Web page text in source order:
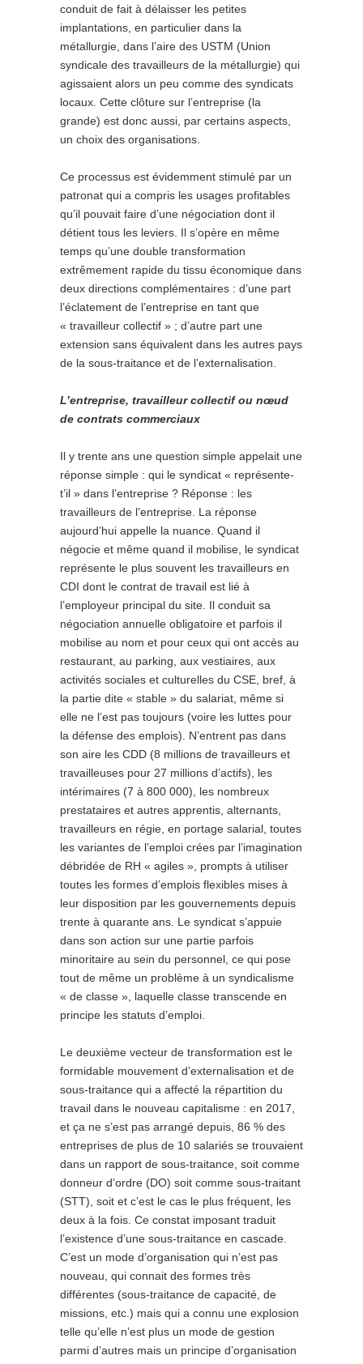
conduit de fait à délaisser les petites
implantations, en particulier dans la
métallurgie, dans l’aire des USTM (Union
syndicale des travailleurs de la métallurgie) qui
agissaient alors un peu comme des syndicats
locaux. Cette clôture sur l’entreprise (la
grande) est donc aussi, par certains aspects,
un choix des organisations.
Ce processus est évidemment stimulé par un
patronat qui a compris les usages profitables
qu’il pouvait faire d’une négociation dont il
détient tous les leviers. Il s’opère en même
temps qu’une double transformation
extrêmement rapide du tissu économique dans
deux directions complémentaires : d’une part
l’éclatement de l’entreprise en tant que
« travailleur collectif » ; d’autre part une
extension sans équivalent dans les autres pays
de la sous-traitance et de l’externalisation.
L’entreprise, travailleur collectif ou nœud
de contrats commerciaux
Il y trente ans une question simple appelait une
réponse simple : qui le syndicat « représente-
t’il » dans l’entreprise ? Réponse : les
travailleurs de l’entreprise. La réponse
aujourd’hui appelle la nuance. Quand il
négocie et même quand il mobilise, le syndicat
représente le plus souvent les travailleurs en
CDI dont le contrat de travail est lié à
l’employeur principal du site. Il conduit sa
négociation annuelle obligatoire et parfois il
mobilise au nom et pour ceux qui ont accès au
restaurant, au parking, aux vestiaires, aux
activités sociales et culturelles du CSE, bref, à
la partie dite « stable » du salariat, même si
elle ne l’est pas toujours (voire les luttes pour
la défense des emplois). N’entrent pas dans
son aire les CDD (8 millions de travailleurs et
travailleuses pour 27 millions d’actifs), les
intérimaires (7 à 800 000), les nombreux
prestataires et autres apprentis, alternants,
travailleurs en régie, en portage salarial, toutes
les variantes de l’emploi crées par l’imagination
débridée de RH « agiles », prompts à utiliser
toutes les formes d’emplois flexibles mises à
leur disposition par les gouvernements depuis
trente à quarante ans. Le syndicat s’appuie
dans son action sur une partie parfois
minoritaire au sein du personnel, ce qui pose
tout de même un problème à un syndicalisme
« de classe », laquelle classe transcende en
principe les statuts d’emploi.
Le deuxième vecteur de transformation est le
formidable mouvement d’externalisation et de
sous-traitance qui a affecté la répartition du
travail dans le nouveau capitalisme : en 2017,
et ça ne s’est pas arrangé depuis, 86 % des
entreprises de plus de 10 salariés se trouvaient
dans un rapport de sous-traitance, soit comme
donneur d’ordre (DO) soit comme sous-traitant
(STT), soit et c’est le cas le plus fréquent, les
deux à la fois. Ce constat imposant traduit
l’existence d’une sous-traitance en cascade.
C’est un mode d’organisation qui n’est pas
nouveau, qui connait des formes très
différentes (sous-traitance de capacité, de
missions, etc.) mais qui a connu une explosion
telle qu’elle n’est plus un mode de gestion
parmi d’autres mais un principe d’organisation